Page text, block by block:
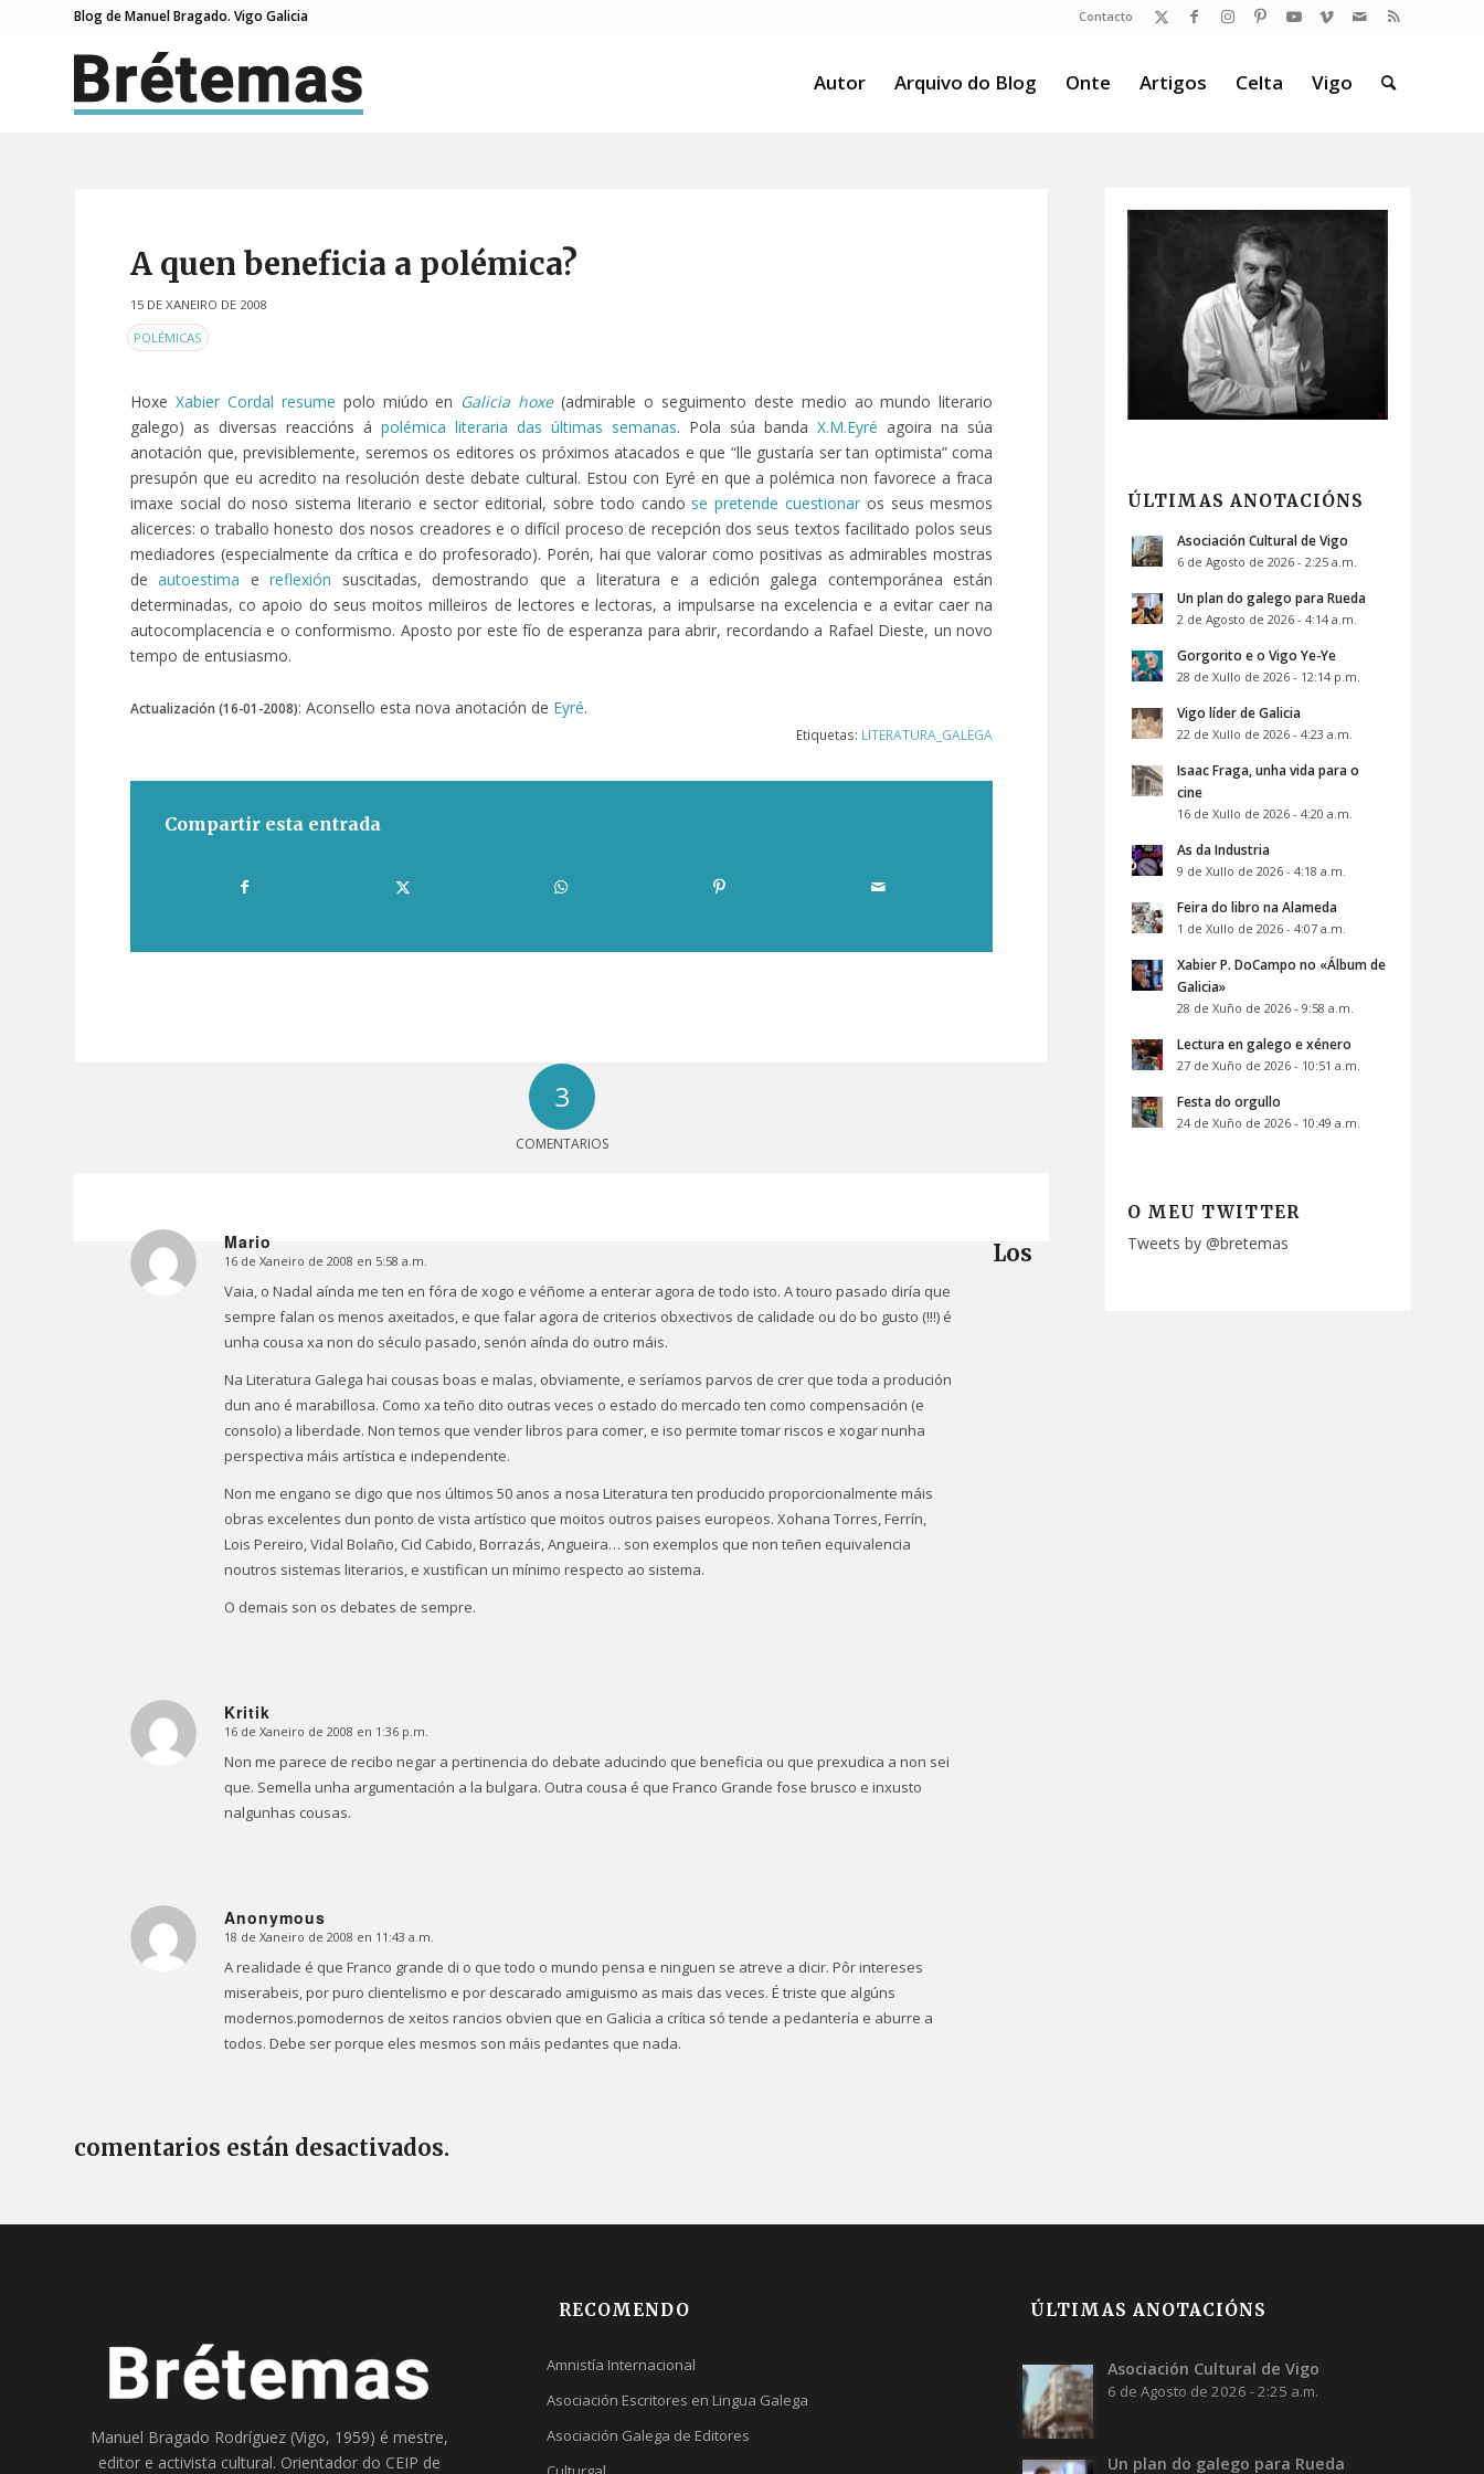
Contacto
Blog de Manuel Bragado. Vigo Galicia
Autor Arquivo do Blog Onte Artigos Celta Vigo
A quen beneficia a polémica?
15 DE XANEIRO DE 2008
ENPOLÉMICAS
Hoxe Xabier Cordal resume polo miúdo en Galicia hoxe(admirable o seguimento deste medio ao mundo literario
galego) as diversas reaccións ápolémica literaria das últimas semanas. Pola súa bandaX.M.Eyré agoira na súa
anotación que, previsiblemente, seremos os editores os próximos atacados e que “lle gustaría ser tan optimista” coma
presupón que eu acredito na resolución deste debate cultural. Estou con Eyré en que a polémica non favorece a fraca
imaxe social do noso sistema literario e sector editorial, sobre todo cando se pretende cuestionaros seus mesmos
alicerces: o traballo honesto dos nosos creadores e o difícil proceso de recepción dos seus textos facilitado polos seus
mediadores (especialmente da crítica e do profesorado). Porén, hai que valorar como positivas as admirables mostras
deautoestima ereflexión suscitadas, demostrando que a literatura e a edición galega contemporánea están
determinadas, co apoio do seus moitos milleiros de lectores e lectoras, a impulsarse na excelencia e a evitar caer na
autocomplacencia e o conformismo. Aposto por este fío de esperanza para abrir, recordando a Rafael Dieste, un novo
tempo de entusiasmo.
Actualización (16-01-2008): Aconsello esta nova anotación de Eyré.
Etiquetas: LITERATURA_GALEGA
Compartir esta entrada
3
COMENTARIOS
Mario
Dice:
16 de Xaneiro de 2008 en 5:58 a.m.
Vaia, o Nadal aínda me ten en fóra de xogo e véñome a enterar agora de todo isto. A touro pasado diría que
sempre falan os menos axeitados, e que falar agora de criterios obxectivos de calidade ou do bo gusto (!!!) é
unha cousa xa non do século pasado, senón aínda do outro máis.
Na Literatura Galega hai cousas boas e malas, obviamente, e seríamos parvos de crer que toda a produción
dun ano é marabillosa. Como xa teño dito outras veces o estado do mercado ten como compensación (e
consolo) a liberdade. Non temos que vender libros para comer, e iso permite tomar riscos e xogar nunha
perspectiva máis artística e independente.
Non me engano se digo que nos últimos 50 anos a nosa Literatura ten producido proporcionalmente máis
obras excelentes dun ponto de vista artístico que moitos outros paises europeos. Xohana Torres, Ferrín,
Lois Pereiro, Vidal Bolaño, Cid Cabido, Borrazás, Angueira… son exemplos que non teñen equivalencia
noutros sistemas literarios, e xustifican un mínimo respecto ao sistema.
O demais son os debates de sempre.
Kritik
Dice:
16 de Xaneiro de 2008 en 1:36 p.m.
Non me parece de recibo negar a pertinencia do debate aducindo que beneficia ou que prexudica a non sei
que. Semella unha argumentación a la bulgara. Outra cousa é que Franco Grande fose brusco e inxusto
nalgunhas cousas.
Anonymous
Dice:
18 de Xaneiro de 2008 en 11:43 a.m.
A realidade é que Franco grande di o que todo o mundo pensa e ninguen se atreve a dicir. Pôr intereses
miserabeis, por puro clientelismo e por descarado amiguismo as mais das veces. É triste que algúns
modernos.pomodernos de xeitos rancios obvien que en Galicia a crítica só tende a pedantería e aburre a
todos. Debe ser porque eles mesmos son máis pedantes que nada.
Los
comentarios están desactivados.
ÚLTIMAS ANOTACIÓNS
Asociación Cultural de Vigo
6 de Agosto de 2026 - 2:25 a.m.
Un plan do galego para Rueda
2 de Agosto de 2026 - 4:14 a.m.
Gorgorito e o Vigo Ye-Ye
28 de Xullo de 2026 - 12:14 p.m.
Vigo líder de Galicia
22 de Xullo de 2026 - 4:23 a.m.
Isaac Fraga, unha vida para o
cine
16 de Xullo de 2026 - 4:20 a.m.
As da Industria
9 de Xullo de 2026 - 4:18 a.m.
Feira do libro na Alameda
1 de Xullo de 2026 - 4:07 a.m.
Xabier P. DoCampo no «Álbum de
Galicia»
28 de Xuño de 2026 - 9:58 a.m.
Lectura en galego e xénero
27 de Xuño de 2026 - 10:51 a.m.
Festa do orgullo
24 de Xuño de 2026 - 10:49 a.m.
O MEU TWITTER
Tweets by @bretemas
Manuel Bragado Rodríguez (Vigo, 1959) é mestre,
editor e activista cultural. Orientador do CEIP de
RECOMENDO
Amnistía Internacional
Asociación Escritores en Lingua Galega
Asociación Galega de Editores
ÚLTIMAS ANOTACIÓNS
Asociación Cultural de Vigo
6 de Agosto de 2026 - 2:25 a.m.
Un plan do galego para Rueda